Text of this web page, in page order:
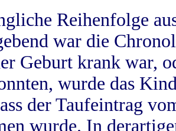
Reihenfolge
war die
Geburt krank war,
wurde das
der Taufeintrag
wurde. In